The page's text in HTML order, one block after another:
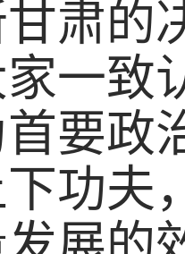
肃的
一致
要政
功夫